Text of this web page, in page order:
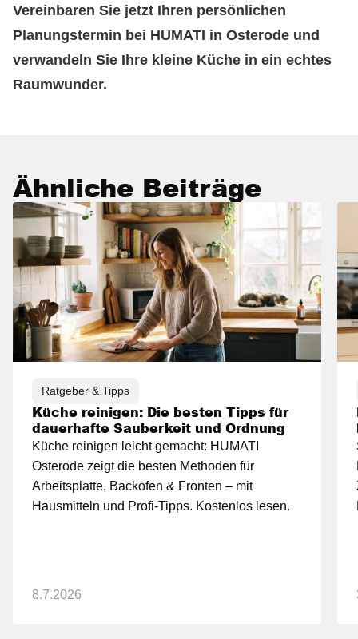
Vereinbaren Sie jetzt Ihren persönlichen
Planungstermin bei HUMATI in Osterode und
verwandeln Sie Ihre kleine Küche in ein echtes
Raumwunder.
Ähnliche Beiträge
Ratgeber & Tipps
Küche reinigen: Die besten Tipps für
dauerhafte Sauberkeit und Ordnung
Küche reinigen leicht gemacht: HUMATI
Osterode zeigt die besten Methoden für
Arbeitsplatte, Backofen & Fronten – mit
Hausmitteln und Profi-Tipps. Kostenlos lesen.
8.7.2026